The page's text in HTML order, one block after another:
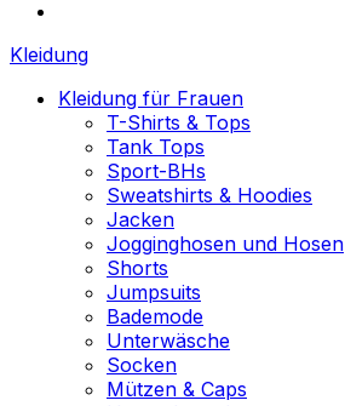
Kleidung
Kleidung für Frauen
T-Shirts & Tops
Tank Tops
Sport-BHs
Sweatshirts & Hoodies
Jacken
Jogginghosen und Hosen
Shorts
Jumpsuits
Bademode
Unterwäsche
Socken
Mützen & Caps